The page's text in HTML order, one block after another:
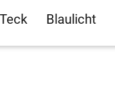
Blaulicht